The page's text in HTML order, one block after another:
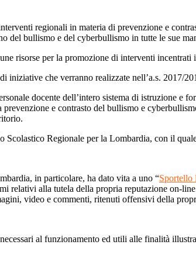
regionali in materia di prevenzione e
del bullismo e del cyberbullismo in tutte le sue
risorse per la promozione di interventi incentrati
iniziative che verranno realizzate nell’a.s. 2017/
docente dell’intero sistema di istruzione e
e contrasto del bullismo e
Regionale per la Lombardia, con il
in particolare, ha dato vita a uno “Sportello
relativi alla tutela della propria reputazione on-
video e commenti, ritenuti offensivi della
al funzionamento ed utili alle finalità